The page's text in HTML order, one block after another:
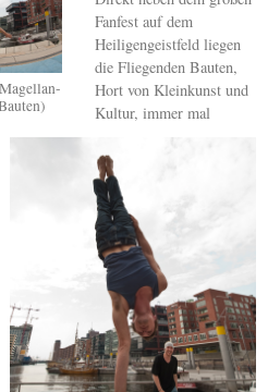
Fanfest auf dem
Heiligengeistfeld liegen
die Fliegenden Bauten,
Hort von Kleinkunst und
Kultur, immer mal